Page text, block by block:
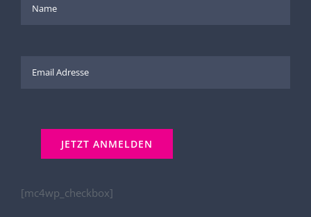
[mc4wp_checkbox]